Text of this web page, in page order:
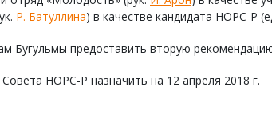
Р. Батуллина) в качестве кандидата НОРС-Р
Бугульмы предоставить вторую
НОРС-Р назначить на 12 апреля 2018 г.